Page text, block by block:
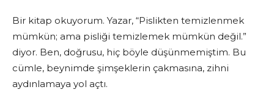
Bir kitap okuyorum. Yazar, “Pislikten temizlenmek
mümkün; ama pisliği temizlemek mümkün değil.”
diyor. Ben, doğrusu, hiç böyle düşünmemiştim. Bu
cümle, beynimde şimşeklerin çakmasına, zihni
aydınlamaya yol açtı.